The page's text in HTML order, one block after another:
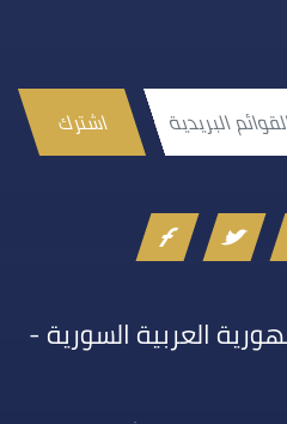
اشترك
العربية السورية -